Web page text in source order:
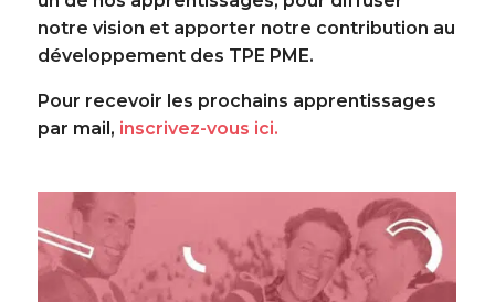
notre vision et apporter notre contribution au
développement des TPE PME.
Pour recevoir les prochains apprentissages
par mail, inscrivez-vous ici.